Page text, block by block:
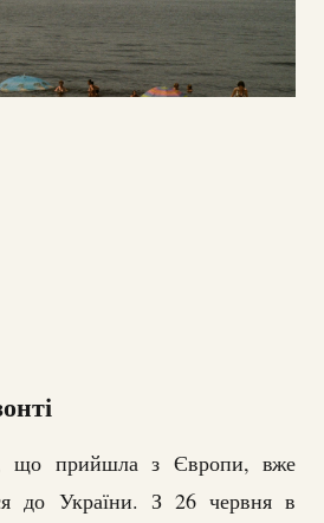
що прийшла з Європи, вже
до України. З 26 червня в